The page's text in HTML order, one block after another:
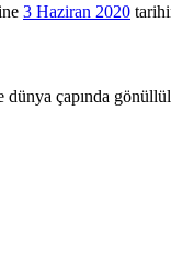
3 Haziran 2020
çapında